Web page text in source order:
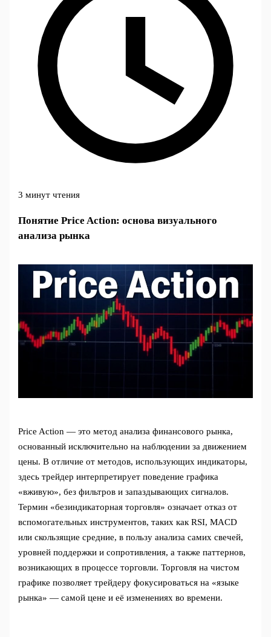
3 минут чтения
Понятие Price Action: основа визуального
анализа рынка
Price Action — это метод анализа финансового рынка,
основанный исключительно на наблюдении за движением
цены. В отличие от методов, использующих индикаторы,
здесь трейдер интерпретирует поведение графика
«вживую», без фильтров и запаздывающих сигналов.
Термин «безиндикаторная торговля» означает отказ от
вспомогательных инструментов, таких как RSI, MACD
или скользящие средние, в пользу анализа самих свечей,
уровней поддержки и сопротивления, а также паттернов,
возникающих в процессе торговли. Торговля на чистом
графике позволяет трейдеру фокусироваться на «языке
рынка» — самой цене и её изменениях во времени.